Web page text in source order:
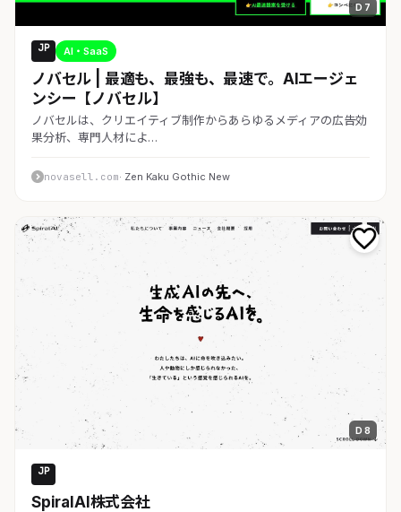
D 7
JP AI・SaaS
ノバセル | 最適も、最強も、最速で。AIエージェ
ンシー【ノバセル】
ノバセルは、クリエイティブ制作からあらゆるメディアの広告効
果分析、専門人材によ…
novasell.com· Zen Kaku Gothic New
D 8
JP
SpiralAI株式会社